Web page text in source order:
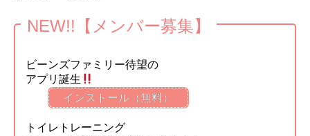
NEW!!【メンバー募集】
ビーンズファミリー待望の
アプリ誕生
インストール（無料）
トイレトレーニング